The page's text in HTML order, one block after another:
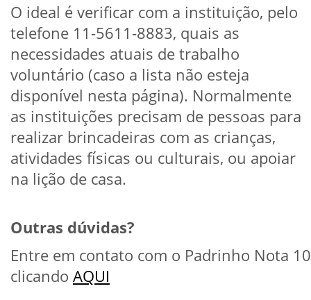
O ideal é verificar com a instituição, pelo
telefone 11-5611-8883, quais as
necessidades atuais de trabalho
voluntário (caso a lista não esteja
disponível nesta página). Normalmente
as instituições precisam de pessoas para
realizar brincadeiras com as crianças,
atividades físicas ou culturais, ou apoiar
na lição de casa.
Outras dúvidas?
Entre em contato com o Padrinho Nota 10
clicando AQUI